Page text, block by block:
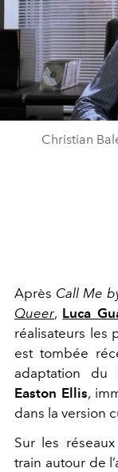
Christian
Après Call Me
Queer, Luca
réalisateurs les
est tombée
adaptation
Easton Ellis,
dans la version
Sur les
train autour de